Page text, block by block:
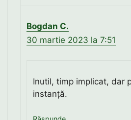
Bogdan C.
30 martie 2023 la 7:51
Inutil, timp implicat, dar
instanță.